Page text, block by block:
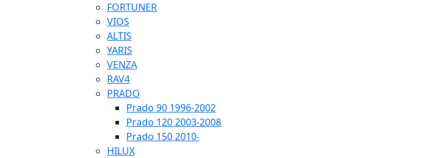
FORTUNER
VIOS
ALTIS
YARIS
VENZA
RAV4
PRADO
Prado 90 1996-2002
Prado 120 2003-2008
Prado 150 2010-
HILUX